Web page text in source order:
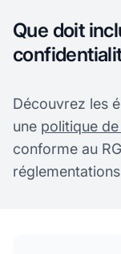
Que doit
Découvrez les
une politique
conforme au